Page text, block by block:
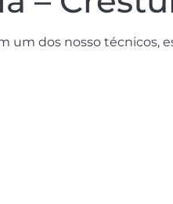
um dos nosso técnicos,